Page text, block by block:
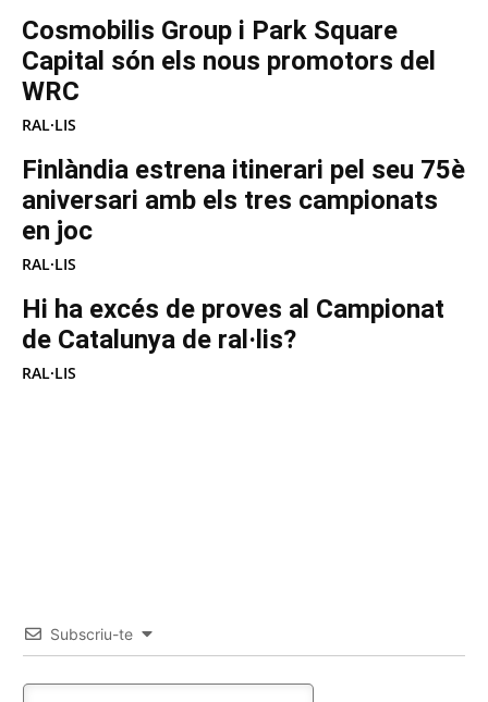
Cosmobilis Group i Park Square
Capital són els nous promotors del
WRC
RAL·LIS
Finlàndia estrena itinerari pel seu 75è
aniversari amb els tres campionats
en joc
RAL·LIS
Hi ha excés de proves al Campionat
de Catalunya de ral·lis?
RAL·LIS
Subscriu-te